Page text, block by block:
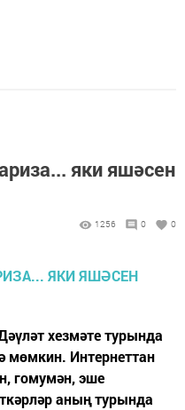
яки яшәсен
1256 0 0
хезмәте турында
мөмкин. Интернеттан
гомумән, эше
аның турында